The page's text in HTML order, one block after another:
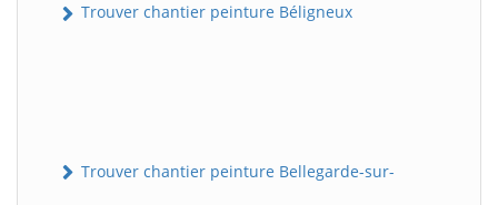
Trouver chantier peinture Béligneux
Trouver chantier peinture Bellegarde-sur-